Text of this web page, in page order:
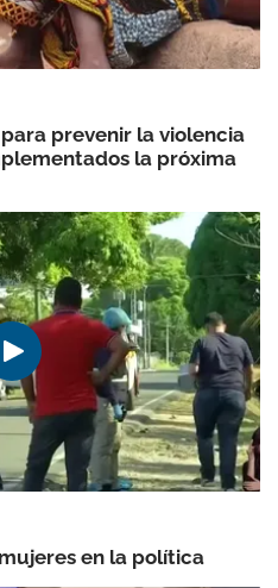
prevenir la violencia
la próxima
en la política